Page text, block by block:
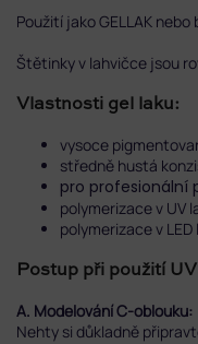
Použití jako GELLAK
Štětinky v lahvičce jsou
Vlastnosti gel laku:
vysoce
středně hustá
pro profesionální
polymerizace v UV
polymerizace v
Postup při použití
A. Modelování C-oblouku:
Nehty si důkladně